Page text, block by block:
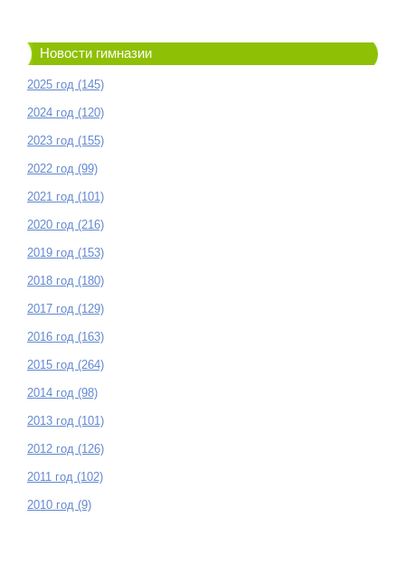
Новости гимназии
2025 год (145)
2024 год (120)
2023 год (155)
2022 год (99)
2021 год (101)
2020 год (216)
2019 год (153)
2018 год (180)
2017 год (129)
2016 год (163)
2015 год (264)
2014 год (98)
2013 год (101)
2012 год (126)
2011 год (102)
2010 год (9)